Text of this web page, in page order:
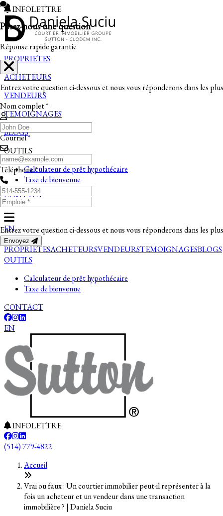
INFOLETTRE
PROPRIETES
ACHETEURS
VENDEURS
TEMOIGNAGES
BLOGS
OUTILS
Calculateur de prêt hypothécaire
Taxe de bienvenue
CONTACT
EN
PROPRIETESACHETEURSVENDEURSTEMOIGNAGESBLOGS
OUTILS
Calculateur de prêt hypothécaire
Taxe de bienvenue
CONTACT
EN
INFOLETTRE
(514) 779-4822
Accueil
Vrai ou faux : Un courtier immobilier peut-il représenter à la
fois un acheteur et un vendeur dans une transaction
immobilière ? | Daniela Suciu
Posez-nous une question
Réponse rapide garantie
Entrez votre question ci-dessous et nous vous réponderons dans les
Nom complet *
Courriel *
Téléphone *
Entrez votre question ci-dessous et nous vous réponderons dans les
Envoyez